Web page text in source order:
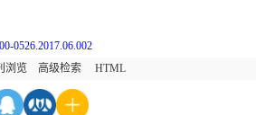
0526.2017.06.002
浏览 高级检索 HTML